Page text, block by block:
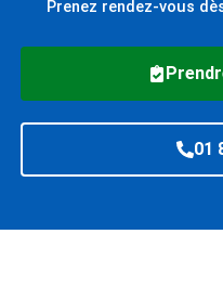
Prenez rendez-vous
01